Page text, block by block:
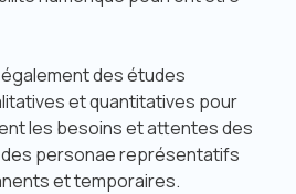
des études
et quantitatives pour
les besoins et attentes des
personae représentatifs
et temporaires.